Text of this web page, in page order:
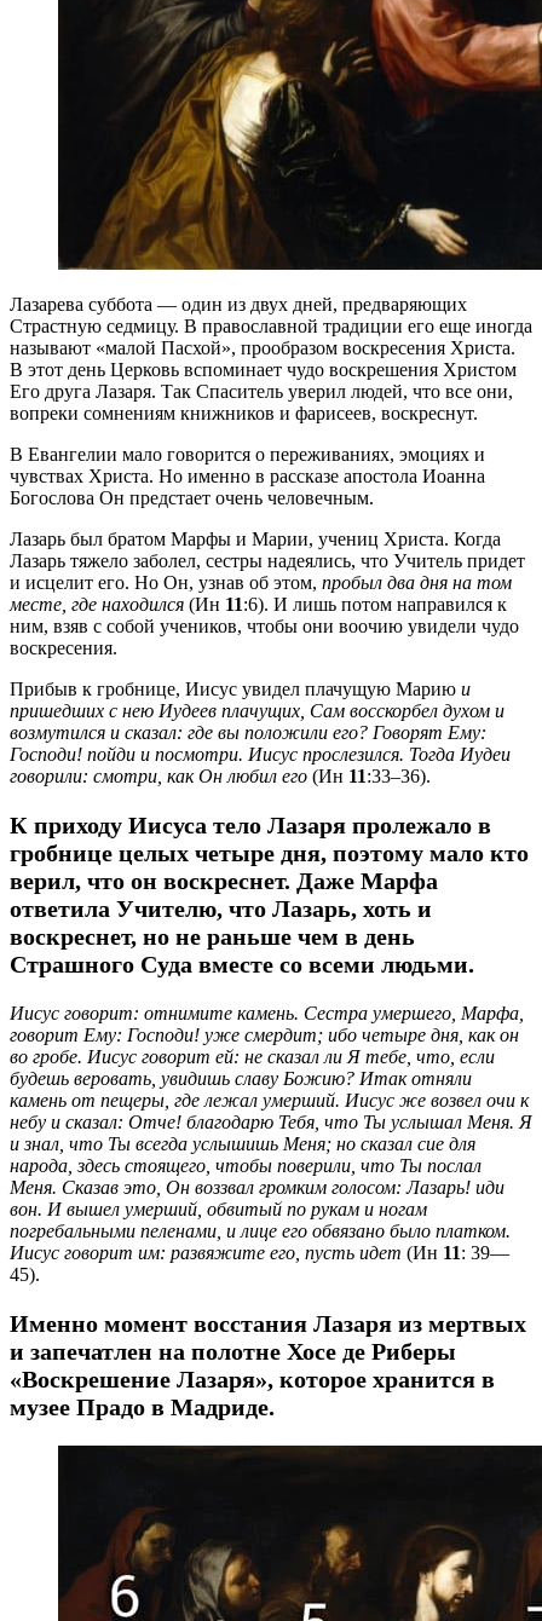
Лазарева суббота — один из двух дней, предваряющих
Страстную седмицу. В православной традиции его еще иногда
называют «малой Пасхой», прообразом воскресения Христа.
В этот день Церковь вспоминает чудо воскрешения Христом
Его друга Лазаря. Так Спаситель уверил людей, что все они,
вопреки сомнениям книжников и фарисеев, воскреснут.
В Евангелии мало говорится о переживаниях, эмоциях и
чувствах Христа. Но именно в рассказе апостола Иоанна
Богослова Он предстает очень человечным.
Лазарь был братом Марфы и Марии, учениц Христа. Когда
Лазарь тяжело заболел, сестры надеялись, что Учитель придет
и исцелит его. Но Он, узнав об этом, пробыл два дня на том
месте, где находился (Ин 11:6). И лишь потом направился к
ним, взяв с собой учеников, чтобы они воочию увидели чудо
воскресения.
Прибыв к гробнице, Иисус увидел плачущую Марию и
пришедших с нею Иудеев плачущих, Сам восскорбел духом и
возмутился и сказал: где вы положили его? Говорят Ему:
Господи! пойди и посмотри. Иисус прослезился. Тогда Иудеи
говорили: смотри, как Он любил его (Ин 11:33–36).
К приходу Иисуса тело Лазаря пролежало в
гробнице целых четыре дня, поэтому мало кто
верил, что он воскреснет. Даже Марфа
ответила Учителю, что Лазарь, хоть и
воскреснет, но не раньше чем в день
Страшного Суда вместе со всеми людьми.
Иисус говорит: отнимите камень. Сестра умершего, Марфа,
говорит Ему: Господи! уже смердит; ибо четыре дня, как он
во гробе. Иисус говорит ей: не сказал ли Я тебе, что, если
будешь веровать, увидишь славу Божию? Итак отняли
камень от пещеры, где лежал умерший. Иисус же возвел очи к
небу и сказал: Отче! благодарю Тебя, что Ты услышал Меня. Я
и знал, что Ты всегда услышишь Меня; но сказал сие для
народа, здесь стоящего, чтобы поверили, что Ты послал
Меня. Сказав это, Он воззвал громким голосом: Лазарь! иди
вон. И вышел умерший, обвитый по рукам и ногам
погребальными пеленами, и лице его обвязано было платком.
Иисус говорит им: развяжите его, пусть идет (Ин 11: 39—
45).
Именно момент восстания Лазаря из мертвых
и запечатлен на полотне Хосе де Риберы
«Воскрешение Лазаря», которое хранится в
музее Прадо в Мадриде.